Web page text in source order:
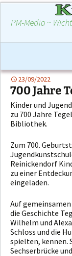
PM-Media ~
23/09/2022
700 Jahre
Kinder und
zu 700 Jahre
Bibliothek.
Zum 700.
Reinickendorf
zu einer
eingeladen.
Auf
die Geschichte
Wilhelm und
Schloss und die
spielten, kennen.
Sechserbrücke